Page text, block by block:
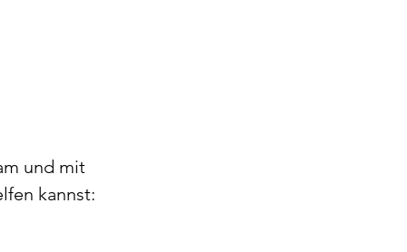
und mit
kannst: